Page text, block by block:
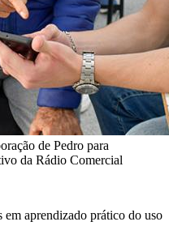
de Pedro para
da Rádio Comercial
em aprendizado prático do uso